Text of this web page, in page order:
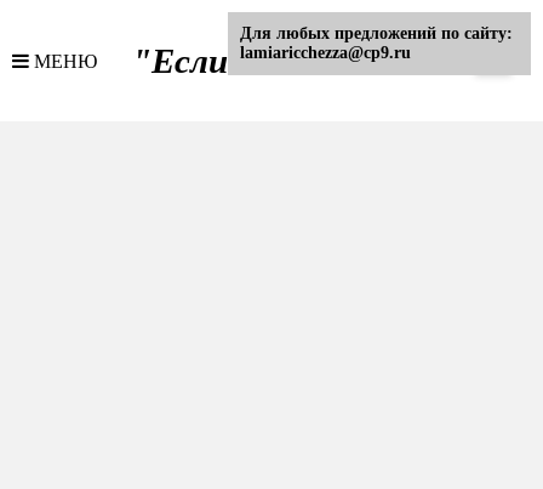
МЕНЮ "Если..." - Интернет журнал
Для любых предложений по сайту:
lamiaricchezza@cp9.ru